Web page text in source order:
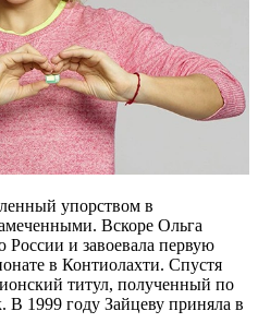
упорством в
Вскоре Ольга
и завоевала первую
в Контиолахти. Спустя
титул, полученный по
В 1999 году Зайцеву приняла в